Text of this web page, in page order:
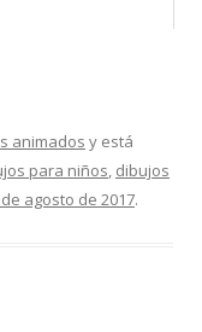
animados y está
para niños, dibujos
agosto de 2017.